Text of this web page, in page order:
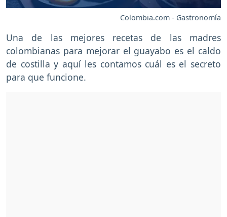
Colombia.com - Gastronomía
Una de las mejores recetas de las madres
colombianas para mejorar el guayabo es el caldo
de costilla y aquí les contamos cuál es el secreto
para que funcione.